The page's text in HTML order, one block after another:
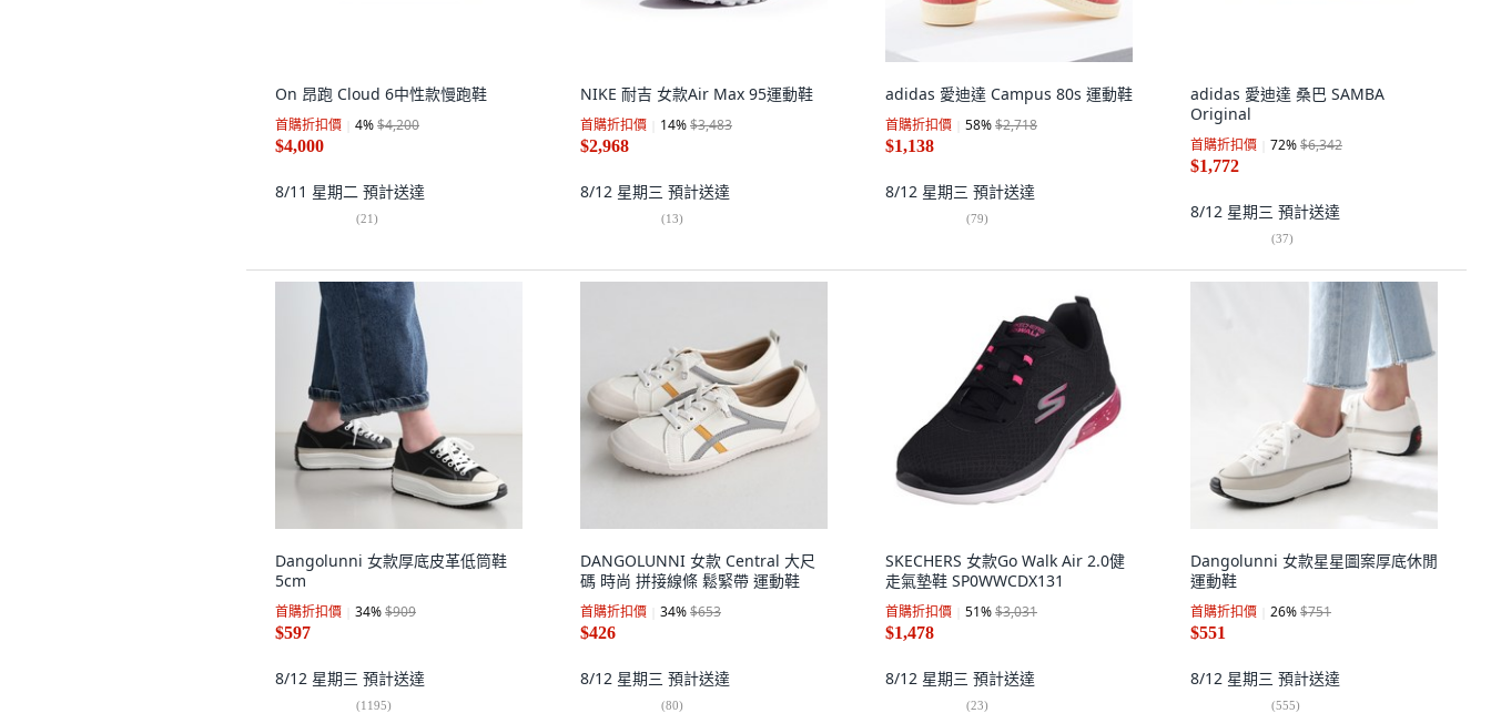
On 昂跑 Cloud 6中性款慢跑鞋
首購折扣價 4%$4,200
$4,000
8/11 星期二 預計送達
(21)
NIKE 耐吉 女款Air Max 95運動鞋
首購折扣價 14%$3,483
$2,968
8/12 星期三 預計送達
(13)
adidas 愛迪達 Campus 80s 運動鞋
首購折扣價 58%$2,718
$1,138
8/12 星期三 預計送達
(79)
adidas 愛迪達 桑巴 SAMBA
Original
首購折扣價 72%$6,342
$1,772
8/12 星期三 預計送達
(37)
Dangolunni 女款厚底皮革低筒鞋
5cm
首購折扣價 34%$909
$597
8/12 星期三 預計送達
(1195)
DANGOLUNNI 女款 Central 大尺
碼 時尚 拼接線條 鬆緊帶 運動鞋
首購折扣價 34%$653
$426
8/12 星期三 預計送達
(80)
SKECHERS 女款Go Walk Air 2.0健
走氣墊鞋 SP0WWCDX131
首購折扣價 51%$3,031
$1,478
8/12 星期三 預計送達
(23)
Dangolunni 女款星星圖案厚底休閒
運動鞋
首購折扣價 26%$751
$551
8/12 星期三 預計送達
(555)